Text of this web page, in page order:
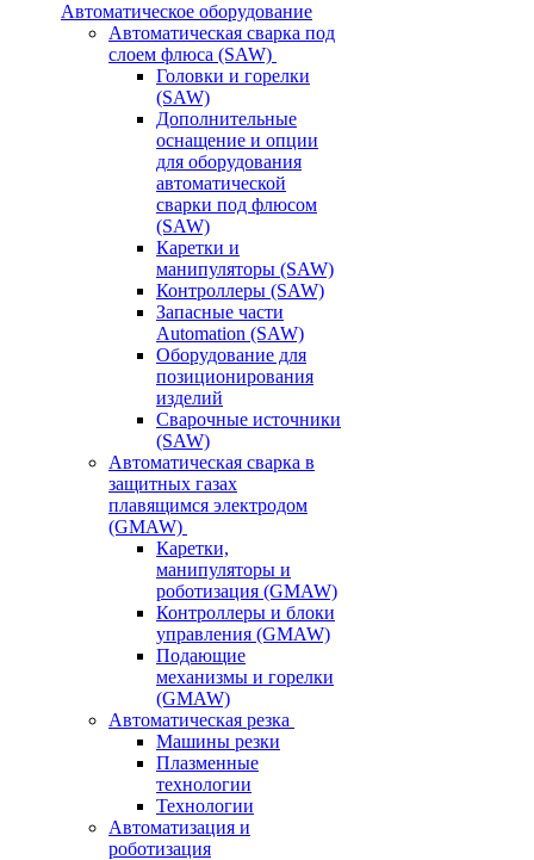
Автоматическое оборудование
Автоматическая сварка под
слоем флюса (SAW)
Головки и горелки
(SAW)
Дополнительные
оснащение и опции
для оборудования
автоматической
сварки под флюсом
(SAW)
Каретки и
манипуляторы (SAW)
Контроллеры (SAW)
Запасные части
Automation (SAW)
Оборудование для
позиционирования
изделий
Сварочные источники
(SAW)
Автоматическая сварка в
защитных газах
плавящимся электродом
(GMAW)
Каретки,
манипуляторы и
роботизация (GMAW)
Контроллеры и блоки
управления (GMAW)
Подающие
механизмы и горелки
(GMAW)
Автоматическая резка
Машины резки
Плазменные
технологии
Технологии
Автоматизация и
роботизация